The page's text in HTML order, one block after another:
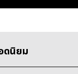
ดนิยม